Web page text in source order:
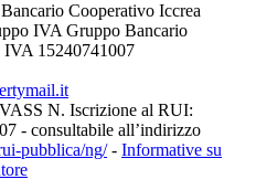
Cooperativo Iccrea
IVA Gruppo Bancario
IVA 15240741007
N. Iscrizione al RUI:
- consultabile all’indirizzo
pubblica/ng/- Informative su